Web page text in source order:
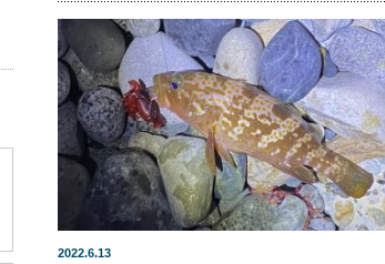
2022.6.13